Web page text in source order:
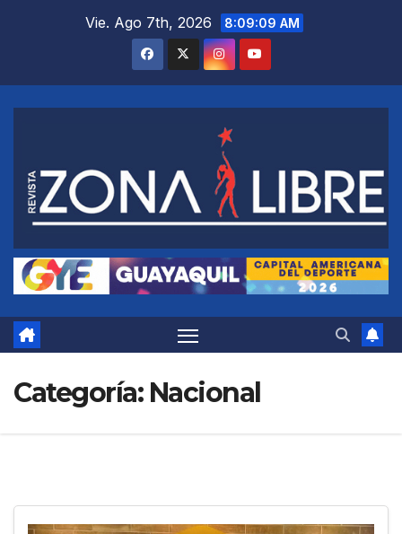
Vie. Ago 7th, 2026 8:09:11 AM
Categoría: Nacional